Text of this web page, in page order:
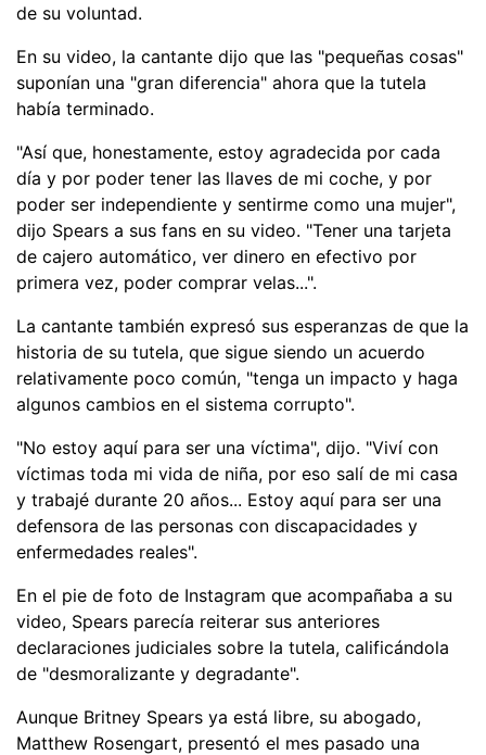
de su voluntad.
En su video, la cantante dijo que las "pequeñas cosas"
suponían una "gran diferencia" ahora que la tutela
había terminado.
"Así que, honestamente, estoy agradecida por cada
día y por poder tener las llaves de mi coche, y por
poder ser independiente y sentirme como una mujer",
dijo Spears a sus fans en su video. "Tener una tarjeta
de cajero automático, ver dinero en efectivo por
primera vez, poder comprar velas...".
La cantante también expresó sus esperanzas de que la
historia de su tutela, que sigue siendo un acuerdo
relativamente poco común, "tenga un impacto y haga
algunos cambios en el sistema corrupto".
"No estoy aquí para ser una víctima", dijo. "Viví con
víctimas toda mi vida de niña, por eso salí de mi casa
y trabajé durante 20 años... Estoy aquí para ser una
defensora de las personas con discapacidades y
enfermedades reales".
En el pie de foto de Instagram que acompañaba a su
video, Spears parecía reiterar sus anteriores
declaraciones judiciales sobre la tutela, calificándola
de "desmoralizante y degradante".
Aunque Britney Spears ya está libre, su abogado,
Matthew Rosengart, presentó el mes pasado una